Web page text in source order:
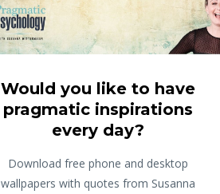
Would you like to have
pragmatic inspirations
every day?
Download free phone and desktop
wallpapers with quotes from Susanna